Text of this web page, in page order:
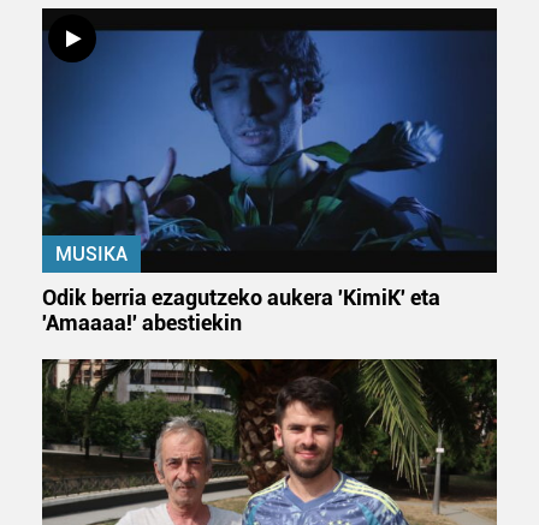
erabiltzeko baimen esplizitua ematen diguzu.Gehiago
irakurri
MUSIKA
Odik berria ezagutzeko aukera 'KimiK' eta
'Amaaaa!' abestiekin